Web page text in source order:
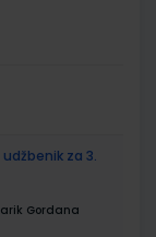
udžbenik za 3.
Gordana